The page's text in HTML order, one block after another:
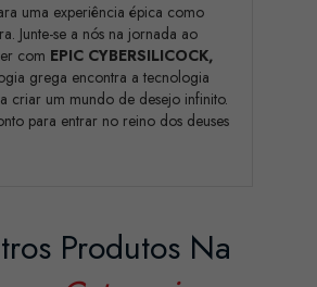
uma experiência épica como
Junte-se a nós na jornada ao
com EPIC CYBERSILICOCK,
grega encontra a tecnologia
criar um mundo de desejo infinito.
para entrar no reino dos deuses
Produtos Na